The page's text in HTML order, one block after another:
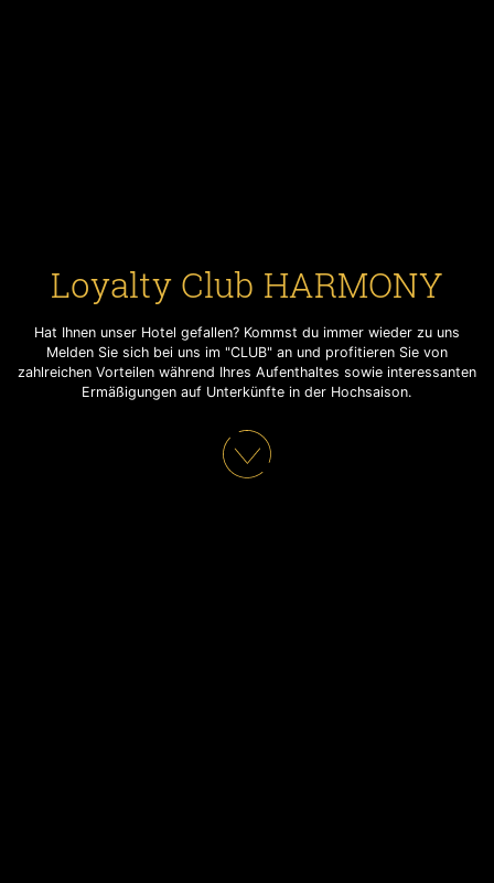
Loyalty Club HARMONY
Hat Ihnen unser Hotel gefallen? Kommst du immer wieder zu uns
Melden Sie sich bei uns im "CLUB" an und profitieren Sie von
zahlreichen Vorteilen während Ihres Aufenthaltes sowie interessanten
Ermäßigungen auf Unterkünfte in der Hochsaison.
Loyalty Club HARMONY
Hat Ihnen unser Hotel gefallen? Kommst du immer wieder zu uns
Melden Sie sich bei uns im "CLUB" an und profitieren Sie von
zahlreichen Vorteilen während Ihres Aufenthaltes sowie interessanten
Ermäßigungen auf Unterkünfte in der Hochsaison.
Loyalty Club HARMONY
Hat Ihnen unser Hotel gefallen? Kommst du immer wieder zu uns
Melden Sie sich bei uns im "CLUB" an und profitieren Sie von
zahlreichen Vorteilen während Ihres Aufenthaltes sowie interessanten
Ermäßigungen auf Unterkünfte in der Hochsaison.